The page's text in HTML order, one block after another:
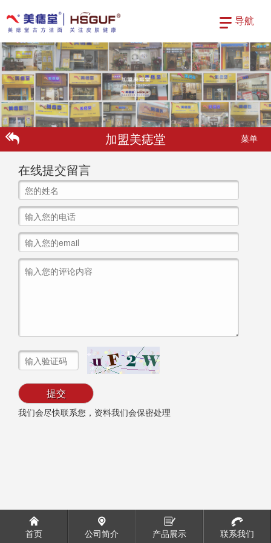
导航
加盟美痣堂 菜单
在线提交留言
我们会尽快联系您，资料我们会保密处理
首页 公司简介 产品展示 联系我们